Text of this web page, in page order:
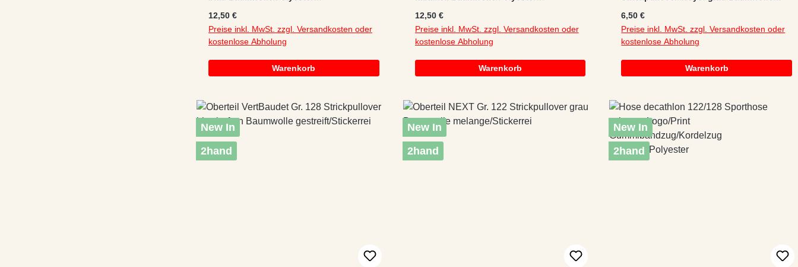
Regulärer Preis:
12,50 €
Preise inkl. MwSt. zzgl. Versandkosten oder
kostenlose Abholung
Warenkorb
Regulärer Preis:
12,50 €
Preise inkl. MwSt. zzgl. Versandkosten oder
kostenlose Abholung
Warenkorb
Regulärer Preis:
6,50 €
Preise inkl. MwSt. zzgl. Versandkosten oder
kostenlose Abholung
Warenkorb
New In
2hand
New In
2hand
New In
2hand